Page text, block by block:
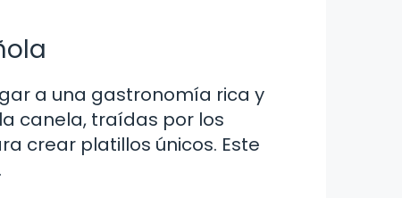
a una gastronomía rica y
canela, traídas por los
crear platillos únicos. Este